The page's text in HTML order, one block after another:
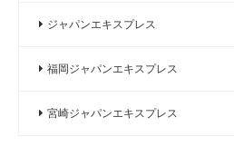
ジャパンエキスプレス
福岡ジャパンエキスプレス
宮崎ジャパンエキスプレス